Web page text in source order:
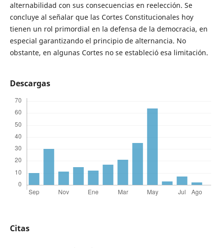
alternabilidad con sus consecuencias en reelección. Se
concluye al señalar que las Cortes Constitucionales hoy
tienen un rol primordial en la defensa de la democracia, en
especial garantizando el principio de alternancia. No
obstante, en algunas Cortes no se estableció esa limitación.
Descargas
Citas